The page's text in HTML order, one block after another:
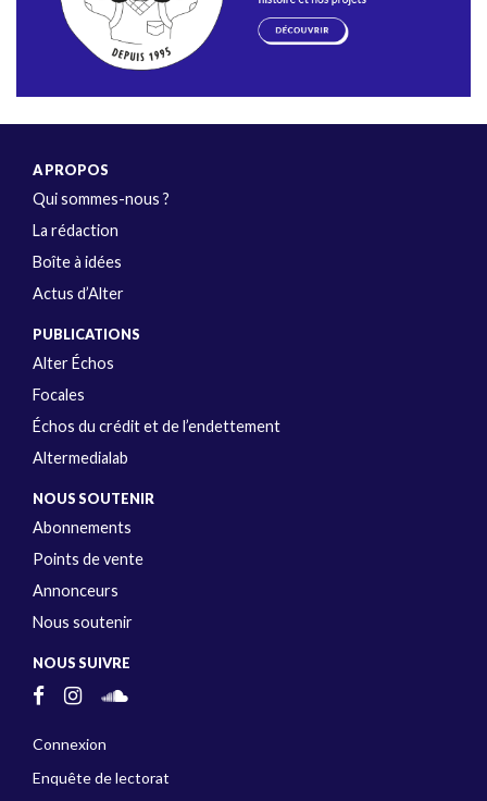
A PROPOS
Qui sommes-nous ?
La rédaction
Boîte à idées
Actus d’Alter
PUBLICATIONS
Alter Échos
Focales
Échos du crédit et de l’endettement
Altermedialab
NOUS SOUTENIR
Abonnements
Points de vente
Annonceurs
Nous soutenir
NOUS SUIVRE
Connexion
Enquête de lectorat